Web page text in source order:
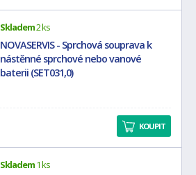
Skladem2 ks
NOVASERVIS - Sprchová souprava k
nástěnné sprchové nebo vanové
baterii (SET031,0)
KOUPIT
Skladem1 ks